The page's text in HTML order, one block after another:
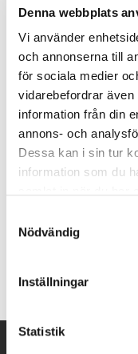
Denna webbplats
Vi använder
och annonserna till
för sociala medier
vidarebefordrar
information från din
annons- och
Dessa kan i sin tur
information som du
Nödvändig
Inställningar
Statistik
Centrum med vår
Vi är inte på något vis
Vi har ingenting med
göra och kan därmed
som kunder lägger
ni anger era
via deras webbadress.
negativt sätt om ni